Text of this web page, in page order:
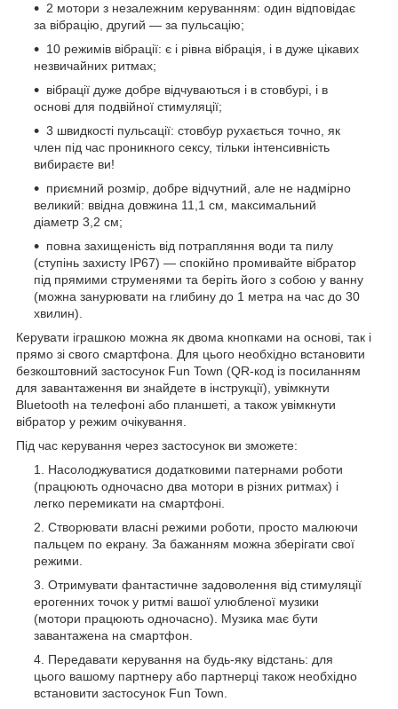
2 мотори з незалежним керуванням: один відповідає
за вібрацію, другий — за пульсацію;
10 режимів вібрації: є і рівна вібрація, і в дуже цікавих
незвичайних ритмах;
вібрації дуже добре відчуваються і в стовбурі, і в
основі для подвійної стимуляції;
3 швидкості пульсації: стовбур рухається точно, як
член під час проникного сексу, тільки інтенсивність
вибираєте ви!
приємний розмір, добре відчутний, але не надмірно
великий: ввідна довжина 11,1 см, максимальний
діаметр 3,2 см;
повна захищеність від потрапляння води та пилу
(ступінь захисту IP67) — спокійно промивайте вібратор
під прямими струменями та беріть його з собою у ванну
(можна занурювати на глибину до 1 метра на час до 30
хвилин).
Керувати іграшкою можна як двома кнопками на основі, так і
прямо зі свого смартфона. Для цього необхідно встановити
безкоштовний застосунок Fun Town (QR-код із посиланням
для завантаження ви знайдете в інструкції), увімкнути
Bluetooth на телефоні або планшеті, а також увімкнути
вібратор у режим очікування.
Під час керування через застосунок ви зможете:
Насолоджуватися додатковими патернами роботи
(працюють одночасно два мотори в різних ритмах) і
легко перемикати на смартфоні.
Створювати власні режими роботи, просто малюючи
пальцем по екрану. За бажанням можна зберігати свої
режими.
Отримувати фантастичне задоволення від стимуляції
ерогенних точок у ритмі вашої улюбленої музики
(мотори працюють одночасно). Музика має бути
завантажена на смартфон.
Передавати керування на будь-яку відстань: для
цього вашому партнеру або партнерці також необхідно
встановити застосунок Fun Town.